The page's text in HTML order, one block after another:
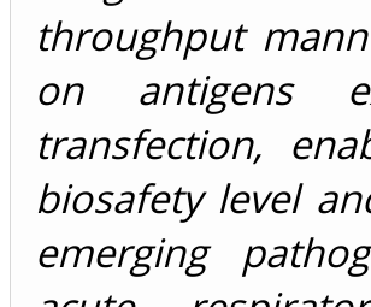
throughput
on antigens
transfection,
biosafety level
emerging